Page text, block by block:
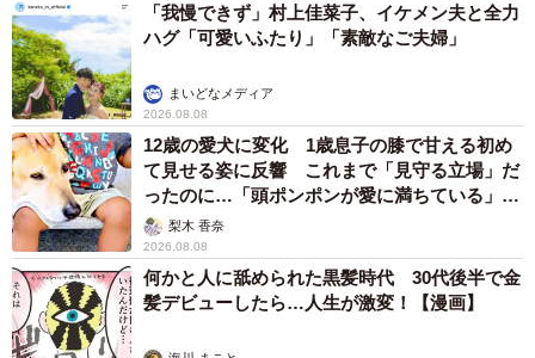
「我慢できず」村上佳菜子、イケメン夫と全力
ハグ「可愛いふたり」「素敵なご夫婦」
まいどなメディア
2026.08.08
12歳の愛犬に変化 1歳息子の膝で甘える初め
て見せる姿に反響 これまで「見守る立場」だ
ったのに…「頭ポンポンが愛に満ちている」
「尊…」
梨木 香奈
2026.08.08
何かと人に舐められた黒髪時代 30代後半で金
髪デビューしたら…人生が激変！【漫画】